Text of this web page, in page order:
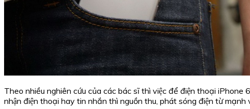
Theo nhiều nghiên cứu của các bác sĩ thì việc để điện thoại
nhận điện thoại hay tin nhắn thì nguồn thu, phát sóng điện từ